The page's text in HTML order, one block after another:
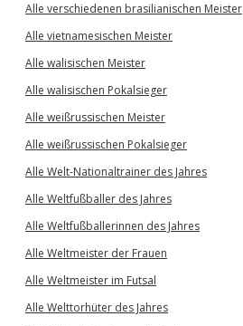
Alle verschiedenen brasilianischen Meister
Alle vietnamesischen Meister
Alle walisischen Meister
Alle walisischen Pokalsieger
Alle weißrussischen Meister
Alle weißrussischen Pokalsieger
Alle Welt-Nationaltrainer des Jahres
Alle Weltfußballer des Jahres
Alle Weltfußballerinnen des Jahres
Alle Weltmeister der Frauen
Alle Weltmeister im Futsal
Alle Welttorhüter des Jahres